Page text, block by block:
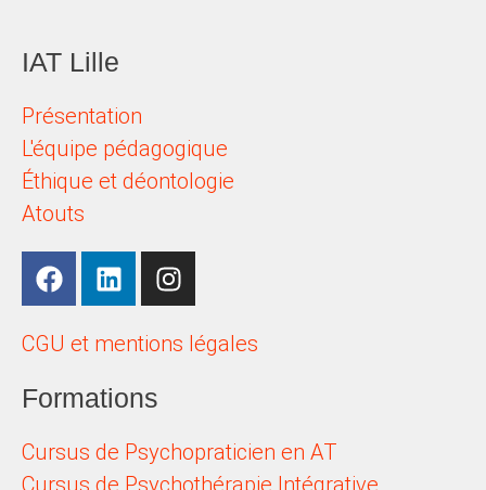
IAT Lille
Présentation
L'équipe pédagogique
Éthique et déontologie
Atouts
CGU et mentions légales
Formations
Cursus de Psychopraticien en AT
Cursus de Psychothérapie Intégrative